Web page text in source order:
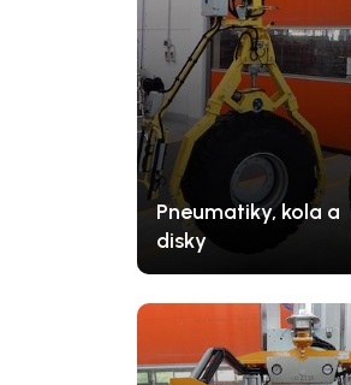
Pneumatiky, kola a
disky